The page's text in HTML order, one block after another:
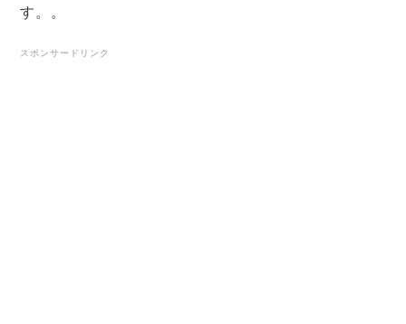
す。。
スポンサードリンク